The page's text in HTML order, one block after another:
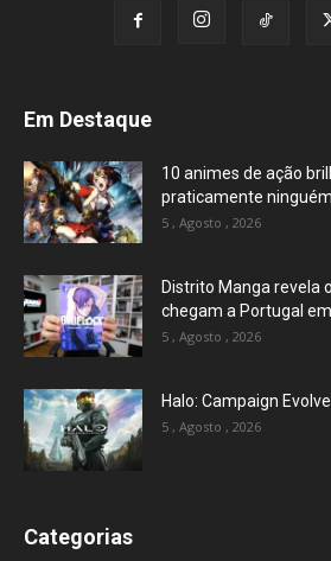
Em Destaque
10 animes de ação
praticamente
5 , Agosto , 2026
Distrito Manga revela
chegam a Portugal
5 , Agosto , 2026
Halo: Campaign
5 , Agosto , 2026
Categorias